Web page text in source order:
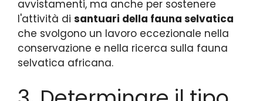
avvistamenti, ma anche per sostenere
l'attività di santuari della fauna selvatica
che svolgono un lavoro eccezionale nella
conservazione e nella ricerca sulla fauna
selvatica africana.